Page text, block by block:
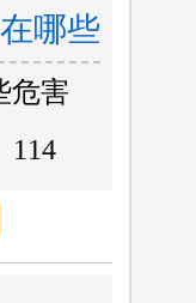
哪些
114
危害